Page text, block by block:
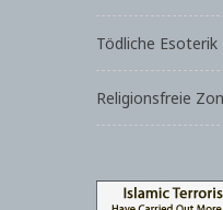
Tödliche Esoterik
Religionsfreie